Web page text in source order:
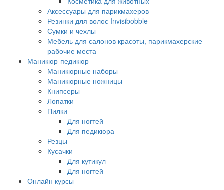
Аксессуары для парикмахеров
Резинки для волос Invisibobble
Сумки и чехлы
Мебель для салонов красоты, парикмахерские
рабочие места
Маникюр-педикюр
Маникюрные наборы
Маникюрные ножницы
Книпсеры
Лопатки
Пилки
Для ногтей
Для педикюра
Резцы
Кусачки
Для кутикул
Для ногтей
Онлайн курсы